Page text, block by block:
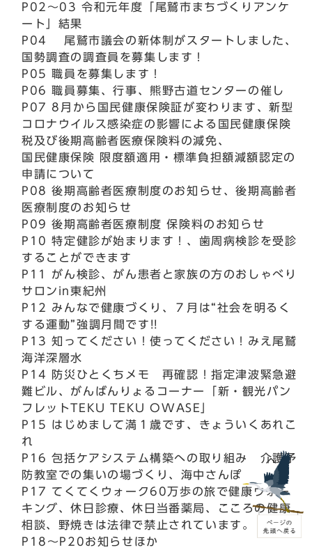
P02～03 令和元年度「尾鷲市まちづくりアンケ
ート」結果
P04 尾鷲市議会の新体制がスタートしました、
国勢調査の調査員を募集します！
P05 職員を募集します！
P06 職員募集、行事、熊野古道センターの催し
P07 8月から国民健康保険証が変わります、新型
コロナウイルス感染症の影響による国民健康保険
税及び後期高齢者医療保険料の減免、
国民健康保険 限度額適用・標準負担額減額認定の
申請について
P08 後期高齢者医療制度のお知らせ、後期高齢者
医療制度のお知らせ
P09 後期高齢者医療制度 保険料のお知らせ
P10 特定健診が始まります！、歯周病検診を受診
することができます
P11 がん検診、がん患者と家族の方のおしゃべり
サロンin東紀州
P12 みんなで健康づくり、７月は“社会を明るく
する運動”強調月間です!!
P13 知ってください！使ってください！みえ尾鷲
海洋深層水
P14 防災ひとくちメモ 再確認！指定津波緊急避
難ビル、がんばんりょるコーナー「新・観光パン
フレットTEKU TEKU OWASE」
P15 はじめまして満１歳です、きょういくあれこ
れ
P16 包括ケアシステム構築への取り組み 介護予
防教室での集いの場づくり、海中さんぽ
P17 てくてくウォーク60万歩の旅で健康ウォー
キング、休日診療、休日当番薬局、こころの健康
相談、野焼きは法律で禁止されています。
P18～P20お知らせほか